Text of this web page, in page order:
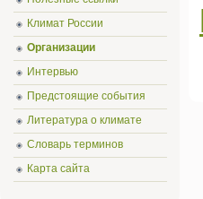
Климат России
Организации
Интервью
Предстоящие события
Литература о климате
Словарь терминов
Карта сайта